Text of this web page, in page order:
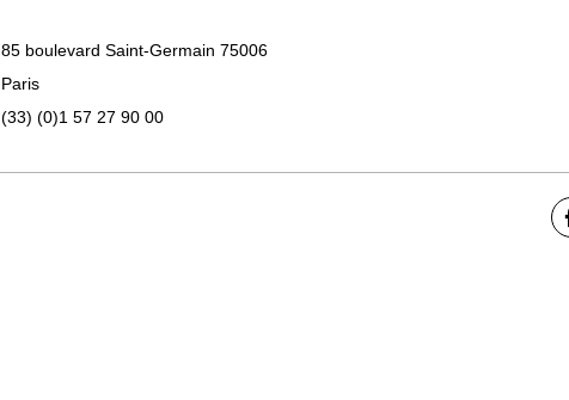
85 boulevard Saint-Germain 75006
Paris
(33) (0)1 57 27 90 00